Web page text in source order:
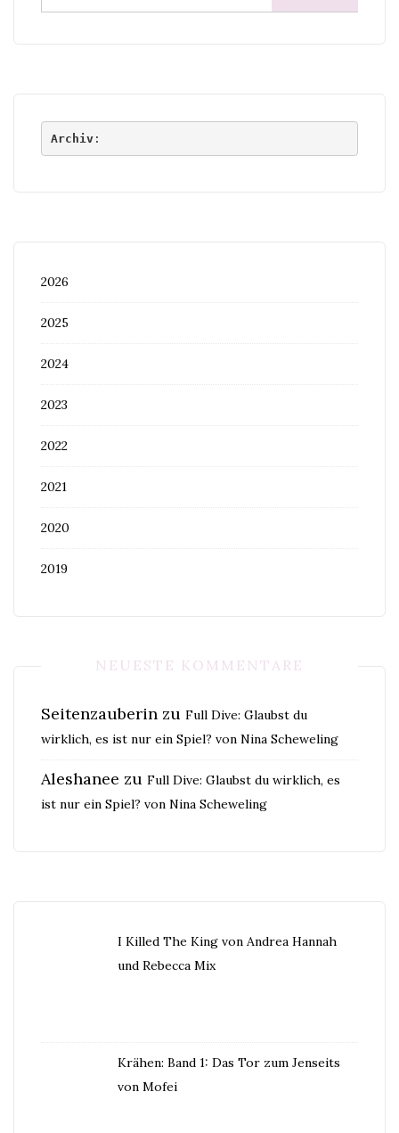
nach:
Archiv:
2026
2025
2024
2023
2022
2021
2020
2019
NEUESTE KOMMENTARE
Seitenzauberin zu Full Dive: Glaubst du
wirklich, es ist nur ein Spiel? von Nina Scheweling
Aleshanee zu Full Dive: Glaubst du wirklich, es
ist nur ein Spiel? von Nina Scheweling
I Killed The King von Andrea Hannah
und Rebecca Mix
Krähen: Band 1: Das Tor zum Jenseits
von Mofei